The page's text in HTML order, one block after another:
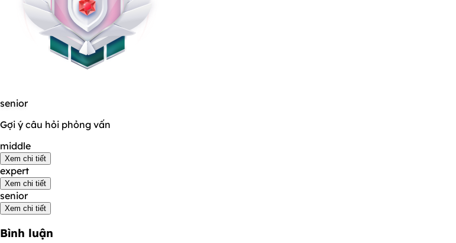
senior
Gợi ý câu hỏi phỏng vấn
middle
Xem chi tiết
expert
Xem chi tiết
senior
Xem chi tiết
Bình luận